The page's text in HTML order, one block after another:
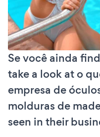
Se você ainda
take a look at o
empresa de
molduras de
seen in their